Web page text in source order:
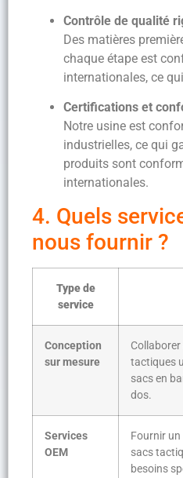
Contrôle de qualité
Des matières
chaque étape est
internationales, ce
Certifications et
Notre usine est
industrielles, ce qui
produits sont
internationales.
4. Quels
nous fournir ?
Type de
service
Conception
sur mesure
tactiques
sacs en
dos.
Services
OEM
Fournir
sacs
besoins